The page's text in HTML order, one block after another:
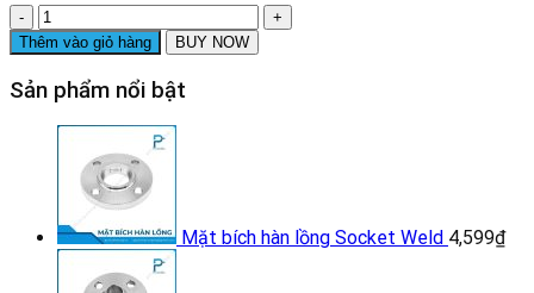
Cút
ren
inox
DN15
số
lượng
Thêm vào giỏ hàng BUY NOW
Sản phẩm nổi bật
Mặt bích hàn lồng Socket Weld 4,599₫